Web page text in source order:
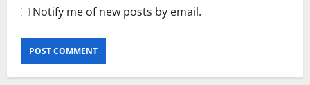
Notify me of new posts by email.